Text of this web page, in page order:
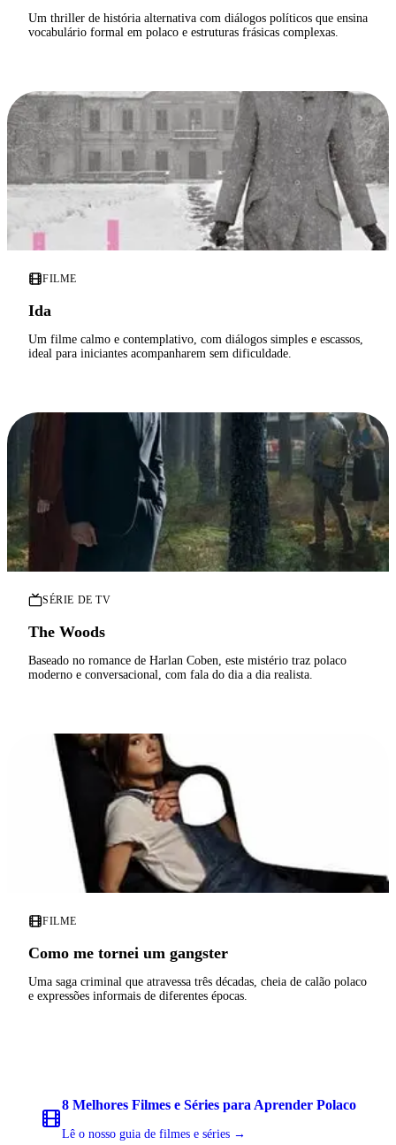
Um thriller de história alternativa com diálogos políticos que ensina
vocabulário formal em polaco e estruturas frásicas complexas.
FILME
Ida
Um filme calmo e contemplativo, com diálogos simples e escassos,
ideal para iniciantes acompanharem sem dificuldade.
SÉRIE DE TV
The Woods
Baseado no romance de Harlan Coben, este mistério traz polaco
moderno e conversacional, com fala do dia a dia realista.
FILME
Como me tornei um gangster
Uma saga criminal que atravessa três décadas, cheia de calão polaco
e expressões informais de diferentes épocas.
8 Melhores Filmes e Séries para Aprender Polaco
Lê o nosso guia de filmes e séries →